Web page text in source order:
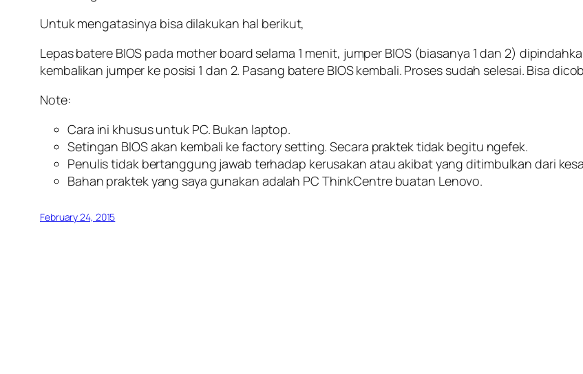
Untuk mengatasinya bisa dilakukan hal berikut,
Lepas batere BIOS pada mother board selama 1 menit, jumper BIOS (biasanya 1 dan 2)
kembalikan jumper ke posisi 1 dan 2. Pasang batere BIOS kembali. Proses sudah selesai. Bisa
Note:
Cara ini khusus untuk PC. Bukan laptop.
Setingan BIOS akan kembali ke factory setting. Secara praktek tidak begitu ngefek.
Penulis tidak bertanggung jawab terhadap kerusakan atau akibat yang ditimbulkan dari
Bahan praktek yang saya gunakan adalah PC ThinkCentre buatan Lenovo.
February 24, 2015